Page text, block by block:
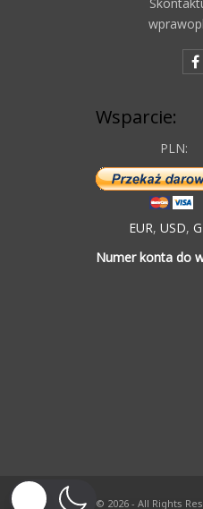
Wsparcie:
PLN:
EUR, USD,
Numer konta do
© 2026 - All Rights